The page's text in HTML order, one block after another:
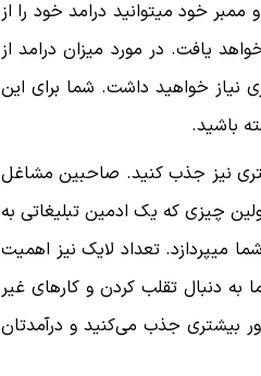
خود میتوانید درامد خود را از
یافت. در مورد میزان درامد از
نیاز خواهید داشت. شما برای این
باشید.
نیز جذب کنید. صاحبین مشاغل
چیزی که یک ادمین تبلیغاتی به
میپردازد. تعداد لایک نیز اهمیت
به دنبال تقلب کردن و کارهای غیر
بیشتری جذب می‌کنید و درآمدتان